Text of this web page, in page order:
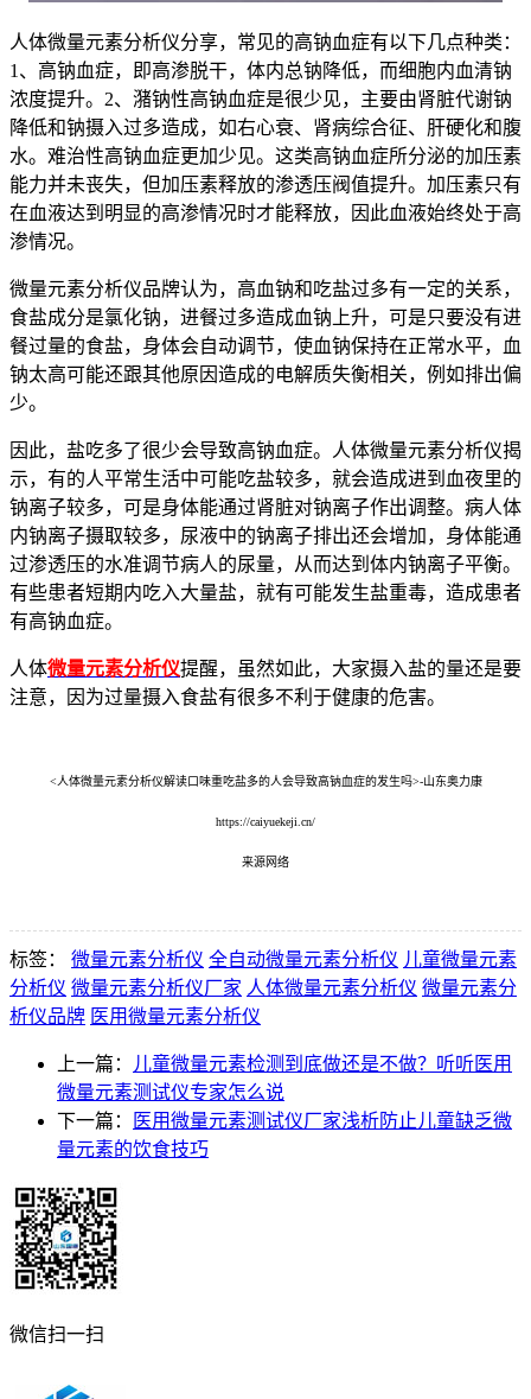
人体微量元素分析仪分享，常见的高钠血症有以下几点种类：
1、高钠血症，即高渗脱干，体内总钠降低，而细胞内血清钠
浓度提升。2、潴钠性高钠血症是很少见，主要由肾脏代谢钠
降低和钠摄入过多造成，如右心衰、肾病综合征、肝硬化和腹
水。难治性高钠血症更加少见。这类高钠血症所分泌的加压素
能力并未丧失，但加压素释放的渗透压阀值提升。加压素只有
在血液达到明显的高渗情况时才能释放，因此血液始终处于高
渗情况。
微量元素分析仪品牌认为，高血钠和吃盐过多有一定的关系，
食盐成分是氯化钠，进餐过多造成血钠上升，可是只要没有进
餐过量的食盐，身体会自动调节，使血钠保持在正常水平，血
钠太高可能还跟其他原因造成的电解质失衡相关，例如排出偏
少。
因此，盐吃多了很少会导致高钠血症。人体微量元素分析仪揭
示，有的人平常生活中可能吃盐较多，就会造成进到血夜里的
钠离子较多，可是身体能通过肾脏对钠离子作出调整。病人体
内钠离子摄取较多，尿液中的钠离子排出还会增加，身体能通
过渗透压的水准调节病人的尿量，从而达到体内钠离子平衡。
有些患者短期内吃入大量盐，就有可能发生盐重毒，造成患者
有高钠血症。
人体微量元素分析仪提醒，虽然如此，大家摄入盐的量还是要
注意，因为过量摄入食盐有很多不利于健康的危害。
<人体微量元素分析仪解读口味重吃盐多的人会导致高钠血症的发生吗>-山东奥力康
https://caiyuekeji.cn/
来源网络
标签： 微量元素分析仪 全自动微量元素分析仪 儿童微量元素
分析仪 微量元素分析仪厂家 人体微量元素分析仪 微量元素分
析仪品牌 医用微量元素分析仪
上一篇：
儿童微量元素检测到底做还是不做？听听医用
微量元素测试仪专家怎么说
下一篇：
医用微量元素测试仪厂家浅析防止儿童缺乏微
量元素的饮食技巧
微信扫一扫